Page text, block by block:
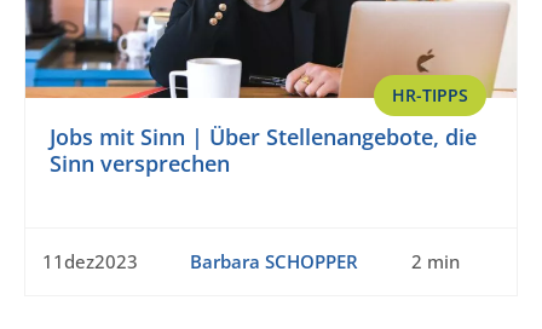
HR-TIPPS
Jobs mit Sinn | Über Stellenangebote, die
Sinn versprechen
11dez2023 Barbara SCHOPPER 2 min